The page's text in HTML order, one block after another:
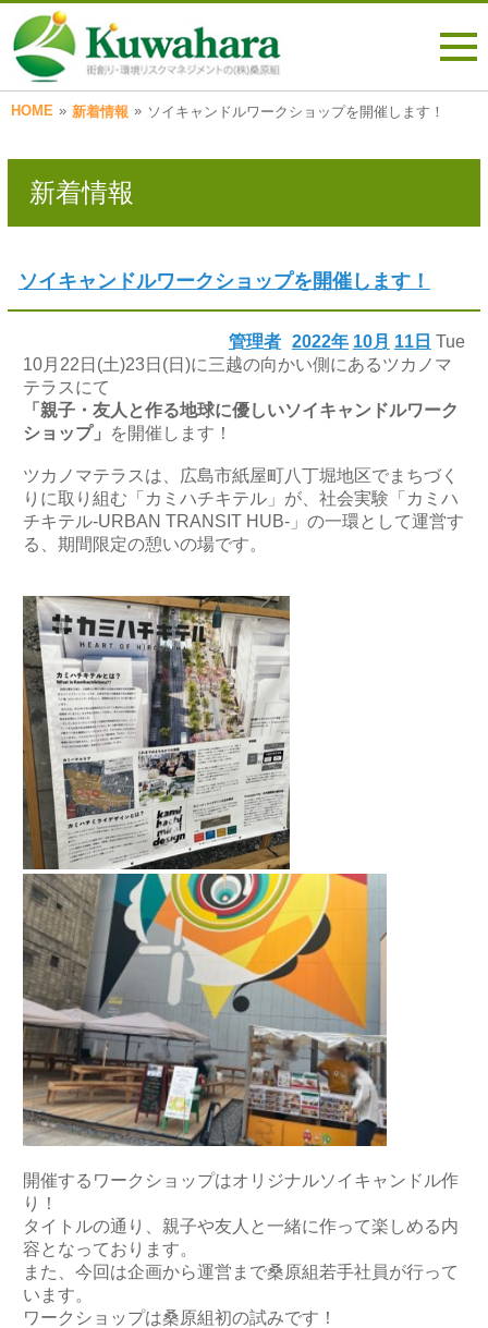
HOME » 新着情報 » ソイキャンドルワークショップを開催します！
新着情報
ソイキャンドルワークショップを開催します！
2022年 10月 11日 Tue
管理者
10月22日(土)23日(日)に三越の向かい側にあるツカノマ
テラスにて
「親子・友人と作る地球に優しいソイキャンドルワーク
ショップ」
を開催します！
ツカノマテラスは、広島市紙屋町八丁堀地区でまちづく
りに取り組む「カミハチキテル」が、社会実験「カミハ
チキテル-URBAN TRANSIT HUB-」の一環として運営す
る、期間限定の憩いの場です。
開催するワークショップはオリジナルソイキャンドル作
り！
タイトルの通り、親子や友人と一緒に作って楽しめる内
容となっております。
また、今回は企画から運営まで桑原組若手社員が行って
います。
ワークショップは桑原組初の試みです！